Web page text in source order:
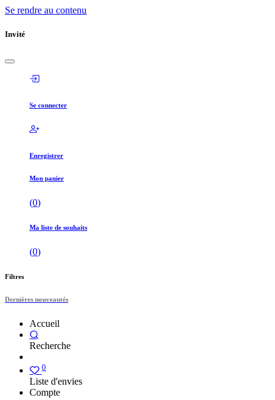
Se rendre au contenu
Invité
Se connecter
Enregistrer
Mon panier
(0)
Ma liste de souhaits
(0)
Filtres
Dernières nouveautés
Accueil
Recherche
0
Liste d'envies
Compte